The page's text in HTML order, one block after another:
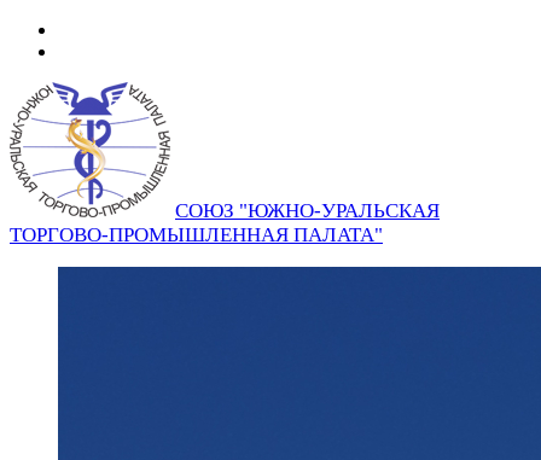
СОЮЗ "ЮЖНО-УРАЛЬСКАЯ
ТОРГОВО-ПРОМЫШЛЕННАЯ ПАЛАТА"